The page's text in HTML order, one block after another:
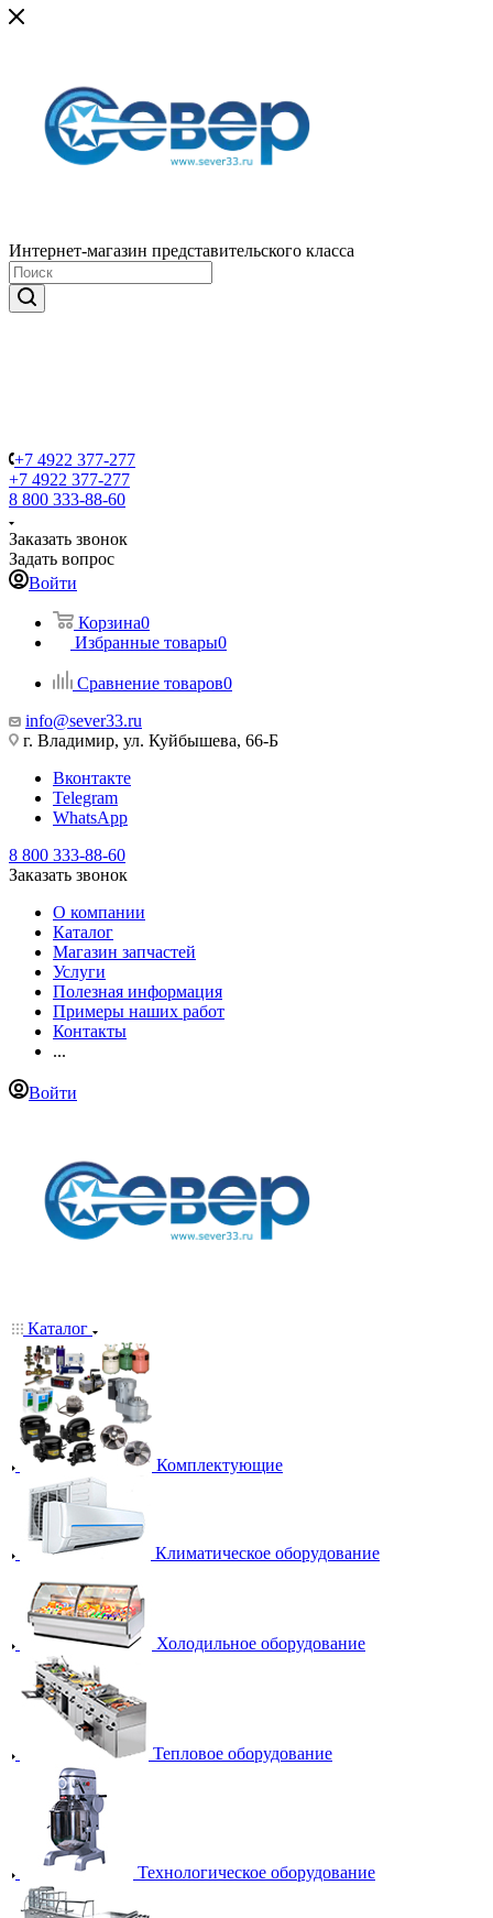
Интернет-магазин представительского класса
+7 4922 377-277
+7 4922 377-277
8 800 333-88-60
Заказать звонок
Задать вопрос
Войти
Корзина0
Избранные товары0
Сравнение товаров0
info@sever33.ru
г. Владимир, ул. Куйбышева, 66-Б
Вконтакте
Telegram
WhatsApp
8 800 333-88-60
Заказать звонок
О компании
Каталог
Магазин запчастей
Услуги
Полезная информация
Примеры наших работ
Контакты
...
Войти
Каталог
Комплектующие
Климатическое оборудование
Холодильное оборудование
Тепловое оборудование
Технологическое оборудование